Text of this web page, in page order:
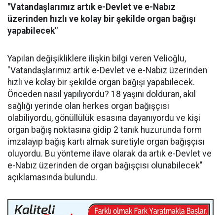
"Vatandaşlarımız artık e-Devlet ve e-Nabız
üzerinden hızlı ve kolay bir şekilde organ bağışı
yapabilecek"
Yapılan değişikliklere ilişkin bilgi veren Velioğlu,
"Vatandaşlarımız artık e-Devlet ve e-Nabız üzerinden
hızlı ve kolay bir şekilde organ bağışı yapabilecek.
Önceden nasıl yapılıyordu? 18 yaşını dolduran, akıl
sağlığı yerinde olan herkes organ bağışçısı
olabiliyordu, gönüllülük esasına dayanıyordu ve kişi
organ bağış noktasına gidip 2 tanık huzurunda form
imzalayıp bağış kartı almak suretiyle organ bağışçısı
oluyordu. Bu yönteme ilave olarak da artık e-Devlet ve
e-Nabız üzerinden de organ bağışçısı olunabilecek"
açıklamasında bulundu.